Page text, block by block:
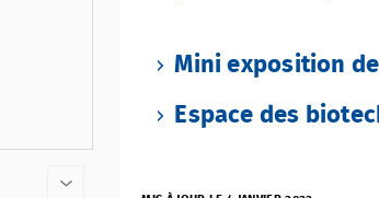
Mini exposition
Espace des